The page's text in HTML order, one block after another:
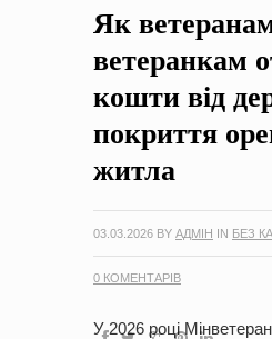
на період 2018 – 2020 роки
0 Коментарів
Як
ветеранкам
кошти від
покриття
житла
03.03.2026 BY АДМІН IN БЕЗ
0 КОМЕНТАРІВ
У 2026 році